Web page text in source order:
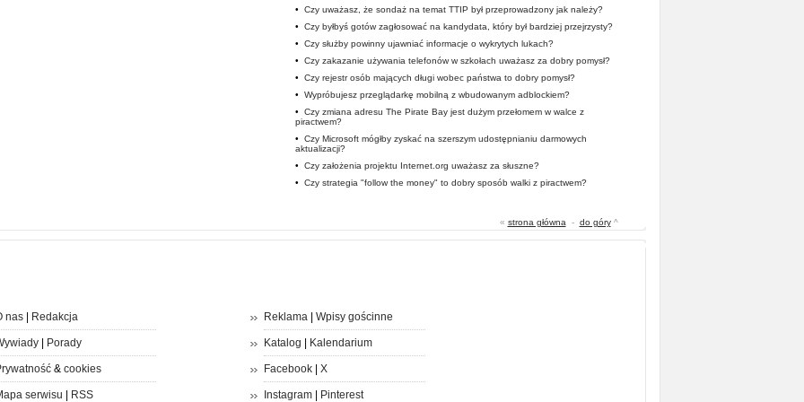
• Czy uważasz, że sondaż na temat TTIP był przeprowadzony jak należy?
• Czy byłbyś gotów zagłosować na kandydata, który był bardziej przejrzysty?
• Czy służby powinny ujawniać informacje o wykrytych lukach?
• Czy zakazanie używania telefonów w szkołach uważasz za dobry pomysł?
• Czy rejestr osób mających długi wobec państwa to dobry pomysł?
• Wypróbujesz przeglądarkę mobilną z wbudowanym adblockiem?
• Czy zmiana adresu The Pirate Bay jest dużym przełomem w walce z
piractwem?
• Czy Microsoft mógłby zyskać na szerszym udostępnianiu darmowych
aktualizacji?
• Czy założenia projektu Internet.org uważasz za słuszne?
• Czy strategia "follow the money" to dobry sposób walki z piractwem?
« strona główna - do góry^
nas| Redakcja
| Porady
& cookies
serwisu RSS
Reklama| Wpisy gościnne
Katalog Kalendarium
Facebook| X
Instagram| Pinterest